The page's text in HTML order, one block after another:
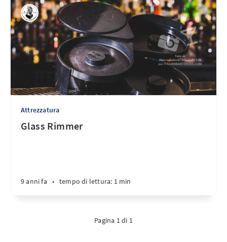
Attrezzatura
Glass Rimmer
9 anni fa • tempo di lettura: 1 min
Pagina 1 di 1